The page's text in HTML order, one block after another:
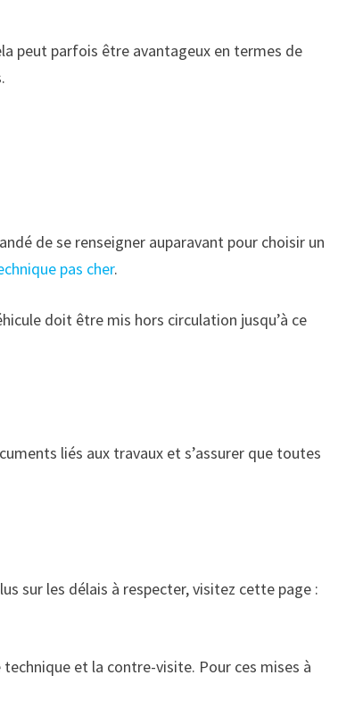
peut parfois être avantageux en termes de
de se renseigner auparavant pour choisir un
pas cher.
doit être mis hors circulation jusqu’à ce
liés aux travaux et s’assurer que toutes
sur les délais à respecter, visitez cette page :
et la contre-visite. Pour ces mises à